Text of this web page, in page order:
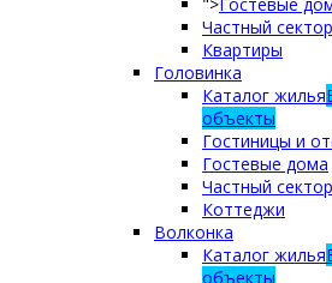
Частный сектор
Квартиры
Головинка
Каталог жилья
объекты
Гостиницы и
Гостевые дома
Частный сектор
Коттеджи
Волконка
Каталог жилья
объекты